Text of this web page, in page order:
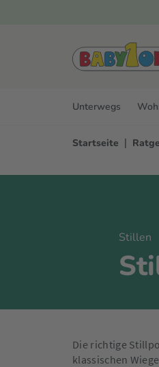
Zur Hauptnavigation
Unterwegs
Startseite |
Stillen
Die richtige
klassischen